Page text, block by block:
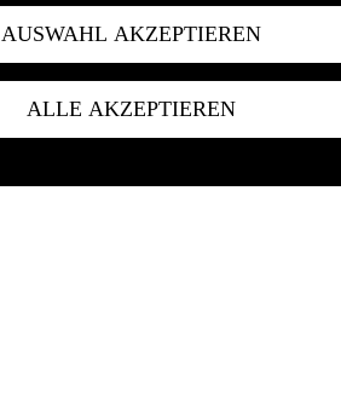
AUSWAHL AKZEPTIEREN
ALLE AKZEPTIEREN